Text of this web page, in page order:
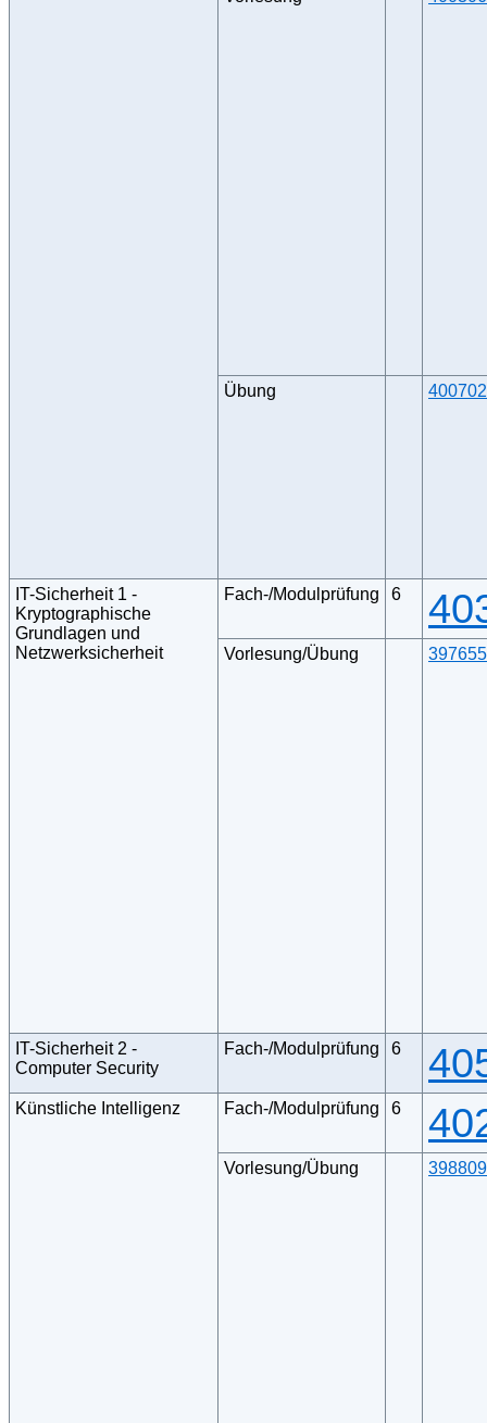
Übung 400702
IT-Sicherheit 1 -
Kryptographische
Grundlagen und
Netzwerksicherheit
Fach-/Modulprüfung 6
Vorlesung/Übung 397655
IT-Sicherheit 2 -
Computer Security
Fach-/Modulprüfung 6
Künstliche Intelligenz Fach-/Modulprüfung 6
Vorlesung/Übung 398809